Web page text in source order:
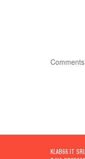
KLAB66.IT